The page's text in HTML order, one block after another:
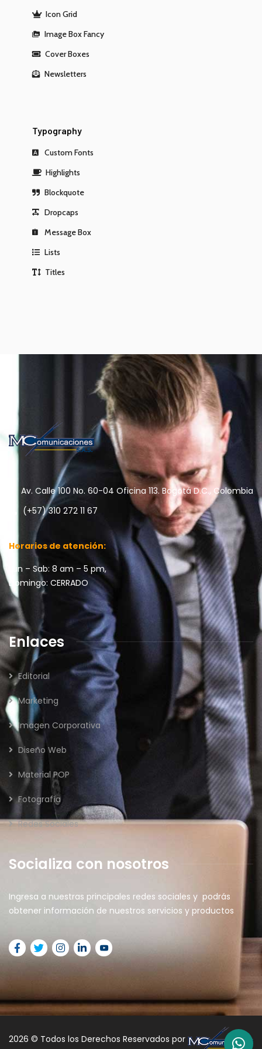
Icon Grid
Image Box Fancy
Cover Boxes
Newsletters
Typography
Custom Fonts
Highlights
Blockquote
Dropcaps
Message Box
Lists
Titles
Av. Calle 100 No. 60-04 Oficina 113. Bogotá D.C., Colombia
(+57) 310 272 11 67
Horarios de atención:
Lun – Sab: 8 am – 5 pm,
Domingo: CERRADO
Enlaces
Editorial
Marketing
Imagen Corporativa
Diseño Web
Material POP
Fotografía
Redes Sociales
Socializa con nosotros
Ingresa a nuestras principales redes sociales y podrás
obtener información de nuestros servicios y productos
2026 © Todos los Derechos Reservados por